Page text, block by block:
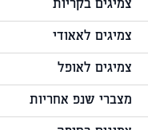
צמיגים בקריות
צמיגים לאאודי
צמיגים לאופל
מצברי שנפ אחריות